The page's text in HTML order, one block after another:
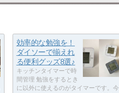
効率的な勉強を！
ダイソーで揃えれ
る便利グッズ8選♪
キッチンタイマーで時
間管理 勉強をするとき
に以外に使えるのがタイマーです。今